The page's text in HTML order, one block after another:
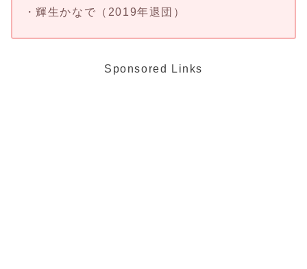
・輝生かなで（2019年退団）
Sponsored Links